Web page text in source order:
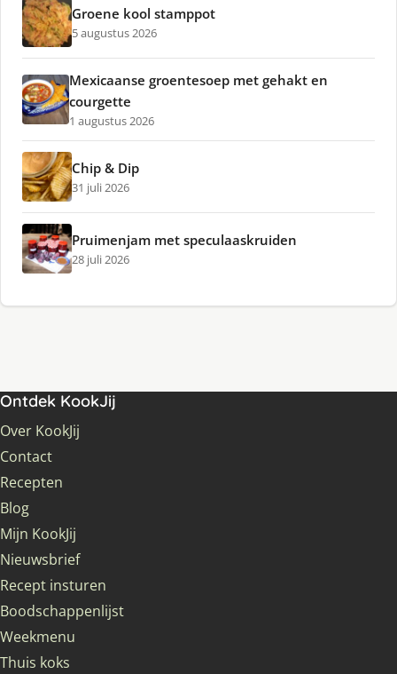
Groene kool stamppot
5 augustus 2026
Mexicaanse groentesoep met gehakt en
courgette
1 augustus 2026
Chip & Dip
31 juli 2026
Pruimenjam met speculaaskruiden
28 juli 2026
Ontdek KookJij
Over KookJij
Contact
Recepten
Blog
Mijn KookJij
Nieuwsbrief
Recept insturen
Boodschappenlijst
Weekmenu
Thuis koks